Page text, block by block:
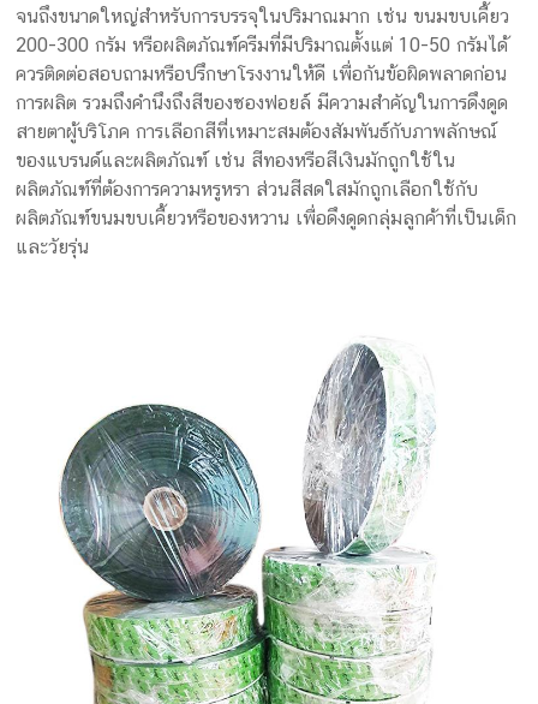
จนถึงขนาดใหญ่สำหรับการบรรจุในปริมาณมาก เช่น ขนมขบเคี้ยว
200-300 กรัม หรือผลิตภัณฑ์ครีมที่มีปริมาณตั้งแต่ 10-50 กรัมได้
ควรติดต่อสอบถามหรือปรึกษาโรงงานให้ดี เพื่อกันข้อผิดพลาดก่อน
การผลิต รวมถึงคำนึงถึงสีของซองฟอยล์ มีความสำคัญในการดึงดูด
สายตาผู้บริโภค การเลือกสีที่เหมาะสมต้องสัมพันธ์กับภาพลักษณ์
ของแบรนด์และผลิตภัณฑ์ เช่น สีทองหรือสีเงินมักถูกใช้ใน
ผลิตภัณฑ์ที่ต้องการความหรูหรา ส่วนสีสดใสมักถูกเลือกใช้กับ
ผลิตภัณฑ์ขนมขบเคี้ยวหรือของหวาน เพื่อดึงดูดกลุ่มลูกค้าที่เป็นเด็ก
และวัยรุ่น